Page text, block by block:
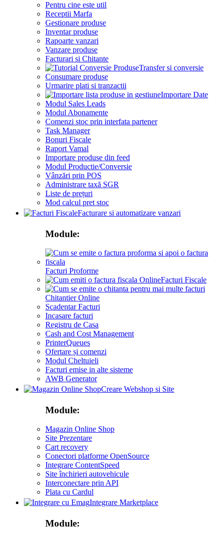
Pentru cine este util
Receptii Marfa
Gestionare produse
Inventar produse
Rapoarte vanzari
Vanzare produse
Facturari si Chitante
Transfer si conversie
Consumare produse
Urmarire plati si tranzactii
Importare Date
Modul Sales Leads
Modul Abonamente
Comenzi stoc prin interfata partener
Task Manager
Bonuri Fiscale
Raport Vamal
Importare produse din feed
Modul Productie/Conversie
Vânzări prin POS
Administrare taxă SGR
Liste de prețuri
Mod calcul pret stoc
Facturare si automatizare vanzari
Module:
Facturi Proforme
Facturi Fiscale
Chitantier Online
Scadentar Facturi
Incasare facturi
Registru de Casa
Cash and Cost Management
PrinterQueues
Ofertare și comenzi
Modul Cheltuieli
Facturi emise in alte sisteme
AWB Generator
Creare Webshop si Site
Module:
Magazin Online Shop
Site Prezentare
Cart recovery
Conectori platforme OpenSource
Integrare ContentSpeed
Site închirieri autovehicule
Interconectare prin API
Plata cu Cardul
Integrare Marketplace
Module: